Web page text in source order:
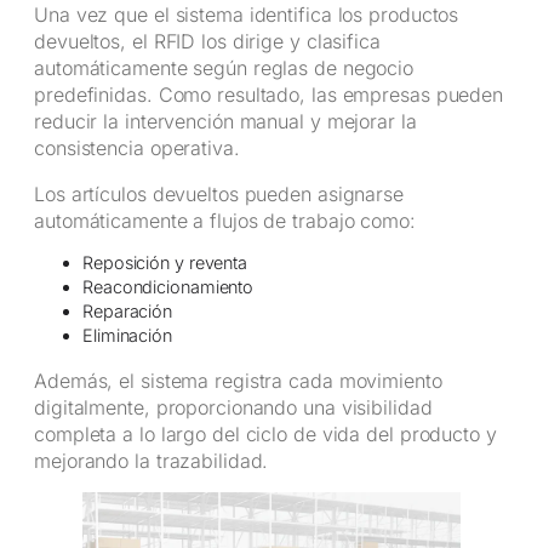
Una vez que el sistema identifica los productos
devueltos, el RFID los dirige y clasifica
automáticamente según reglas de negocio
predefinidas. Como resultado, las empresas pueden
reducir la intervención manual y mejorar la
consistencia operativa.
Los artículos devueltos pueden asignarse
automáticamente a flujos de trabajo como:
Reposición y reventa
Reacondicionamiento
Reparación
Eliminación
Además, el sistema registra cada movimiento
digitalmente, proporcionando una visibilidad
completa a lo largo del ciclo de vida del producto y
mejorando la trazabilidad.